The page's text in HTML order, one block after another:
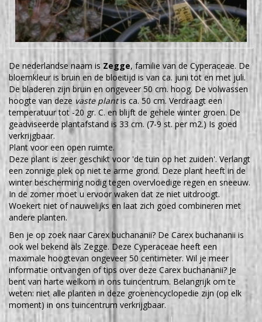
De nederlandse naam is Zegge, familie van de Cyperaceae. De
bloemkleur is bruin en de bloeitijd is van ca. juni tot en met juli.
De bladeren zijn bruin en ongeveer 50 cm. hoog. De volwassen
hoogte van deze vaste plantis ca. 50 cm. Verdraagt een
temperatuur tot -20 gr. C. en blijft de gehele winter groen. De
geadviseerde plantafstand is 33 cm. (7-9 st. per m2.) Is goed
verkrijgbaar.
Plant voor een open ruimte.
Deze plant is zeer geschikt voor 'de tuin op het zuiden'. Verlangt
een zonnige plek op niet te arme grond. Deze plant heeft in de
winter bescherming nodig tegen overvloedige regen en sneeuw.
In de zomer moet u ervoor waken dat ze niet uitdroogt.
Woekert niet of nauwelijks en laat zich goed combineren met
andere planten.
Ben je op zoek naar Carex buchananii? De Carex buchananii is
ook wel bekend als Zegge. Deze Cyperaceae heeft een
maximale hoogtevan ongeveer 50 centimeter. Wil je meer
informatie ontvangen of tips over deze Carex buchananii? Je
bent van harte welkom in ons tuincentrum. Belangrijk om te
weten: niet alle planten in deze groenencyclopedie zijn (op elk
moment) in ons tuincentrum verkrijgbaar.